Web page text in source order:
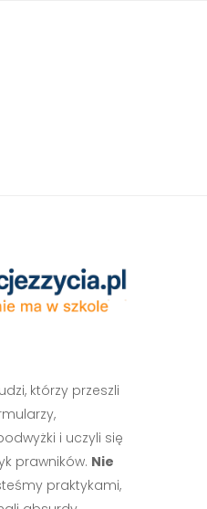
którzy przeszli
i uczyli się
prawników. Nie
praktykami,